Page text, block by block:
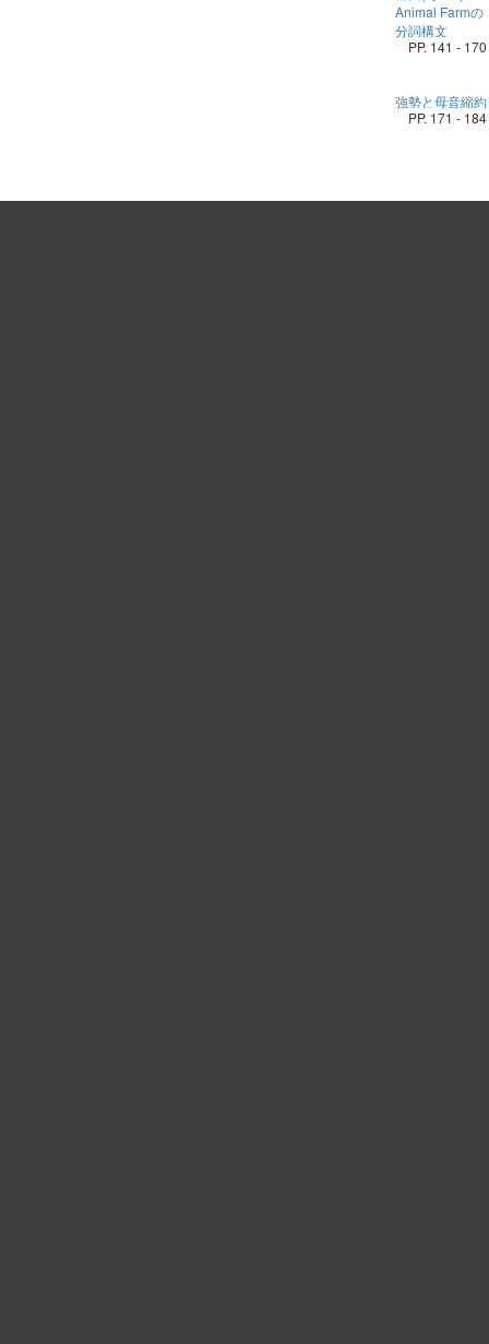
Animal Farmの
分詞構文
PP. 141 - 170
強勢と母音縮約
PP. 171 - 184